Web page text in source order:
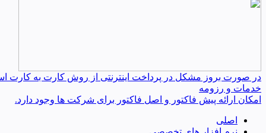
در صورت بروز مشکل در پرداخت اینترنتی از روش کارت به کارت
خدمات و رزومه
امکان ارائه پیش فاکتور و اصل فاکتور برای شرکت ها وجود دارد.
اصلی